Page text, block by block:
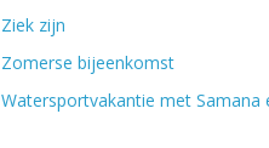
Ziek zijn
Zomerse bijeenkomst
Watersportvakantie met Samana